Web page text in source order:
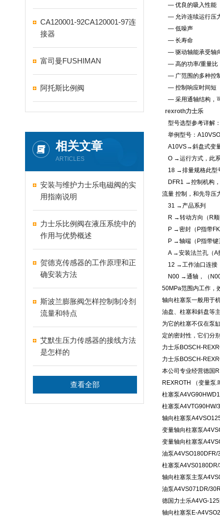
CA120001-92CA120001-97连
接器
富司曼FUSHIMAN
阿托斯比例阀
相关文章
ARTICLES
安装与维护力士乐电磁阀的实
用指南说明
力士乐比例阀在液压系统中的
作用与优势概述
贺德克传感器的工作原理和正
确安装方法
斯波兰膨胀阀怎样控制制冷剂
流量和特点
艾默生压力传感器的接线方法
是怎样的
查看全部
— 优良的吸入性能
— 允许连续运行压
— 低噪声
— 长寿命
— 驱动轴能承受轴
— 高的功率/重量比
— 广范围的多种控
— 控制响应时间短
— 采用通轴结构，
rexroth力士乐
型号选型参考详解
举例型号：
A10VS→斜盘式变
O →运行方式，此
18 →排量规格此型
DFR1 →控制机构，
流量 控制，和先导压
31 →产品系列
R →转动方向（R顺
P →密封（P指带
P →轴端（P指带键
A →安装法兰孔（A
12 →工作油口连接
N00 →通轴，（N00
50MPa范围内工作，
轴向柱塞泵一般用于
油盘、柱塞和斜盘等
为它的柱塞不仅在泵
定的密封性，它们分
力士乐BOSCH-
力士乐BOSCH-
本公司专业经营德国
REXROTH （变量泵
柱塞泵
柱塞泵
轴向柱塞泵
变量轴向柱塞泵
变量轴向柱塞泵
油泵
柱塞泵
轴向柱塞泵主泵
油泵A4VS071DR/
德国力士乐A4VG-
轴向柱塞泵E-